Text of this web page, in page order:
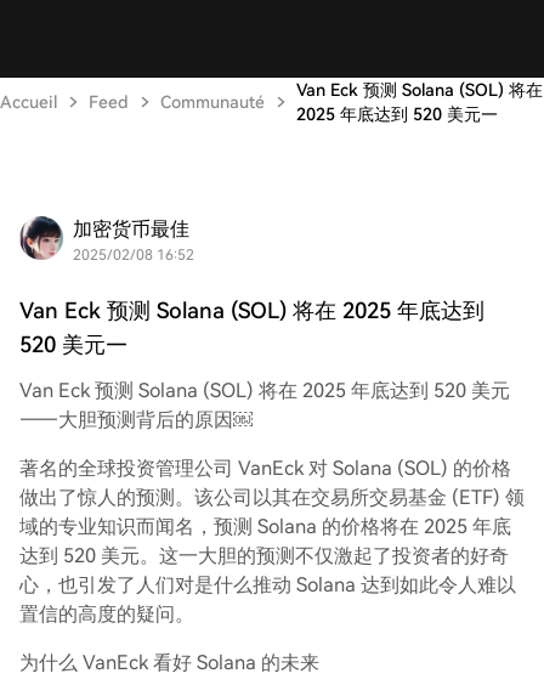
Accueil Feed Communauté
Van Eck 预测 Solana (SOL) 将在
2025 年底达到 520 美元—
加密货币最佳
2025/02/08 16:52
Van Eck 预测 Solana (SOL) 将在 2025 年底达到
520 美元—
Van Eck 预测 Solana (SOL) 将在 2025 年底达到 520 美元
——大胆预测背后的原因￼
著名的全球投资管理公司 VanEck 对 Solana (SOL) 的价格
做出了惊人的预测。该公司以其在交易所交易基金 (ETF) 领
域的专业知识而闻名，预测 Solana 的价格将在 2025 年底
达到 520 美元。这一大胆的预测不仅激起了投资者的好奇
心，也引发了人们对是什么推动 Solana 达到如此令人难以
置信的高度的疑问。
为什么 VanEck 看好 Solana 的未来